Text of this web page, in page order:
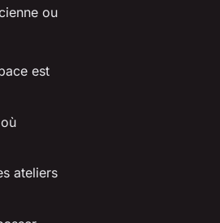
ou
est
ateliers